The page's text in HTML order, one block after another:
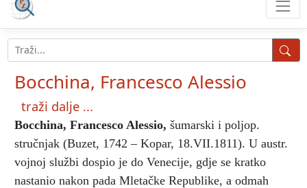
Bocchina, Francesco Alessio
traži dalje ...
Bocchina, Francesco Alessio, šumarski i poljop.
stručnjak (Buzet, 1742 – Kopar, 18.VII.1811). U austr.
vojnoj službi dospio je do Venecije, gdje se kratko
nastanio nakon pada Mletačke Republike, a odmah